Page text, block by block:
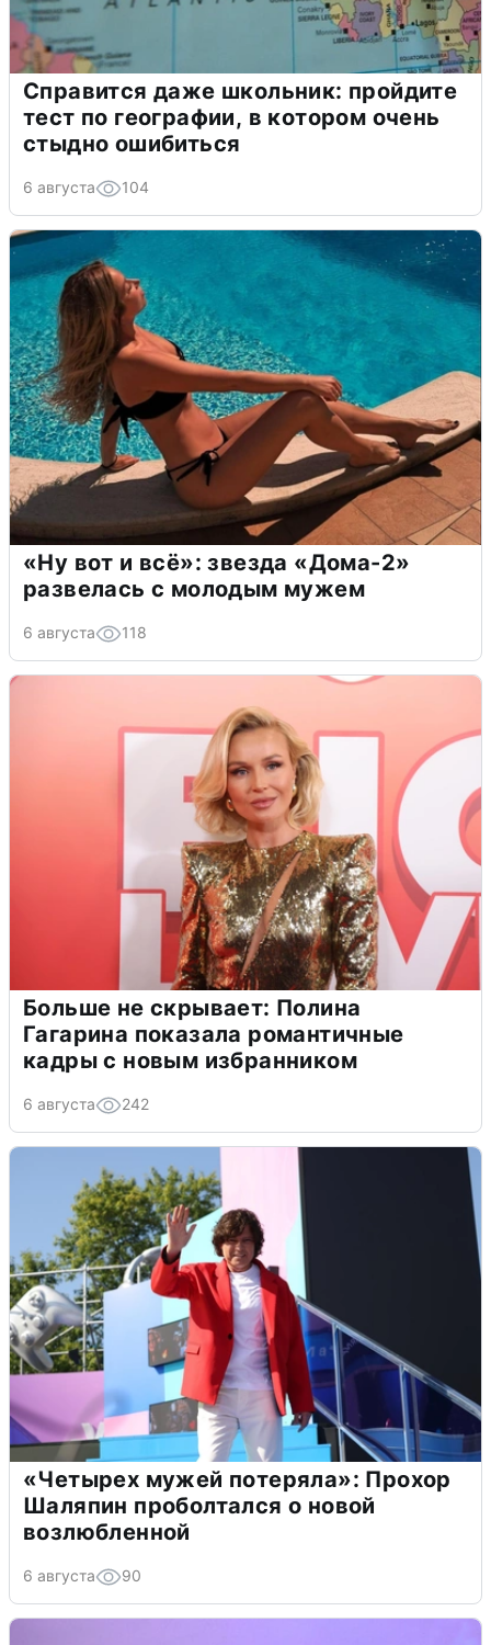
Справится даже школьник: пройдите
тест по географии, в котором очень
стыдно ошибиться
6 августа 104
«Ну вот и всё»: звезда «Дома-2»
развелась с молодым мужем
6 августа 118
Больше не скрывает: Полина
Гагарина показала романтичные
кадры с новым избранником
6 августа 242
«Четырех мужей потеряла»: Прохор
Шаляпин проболтался о новой
возлюбленной
6 августа 90